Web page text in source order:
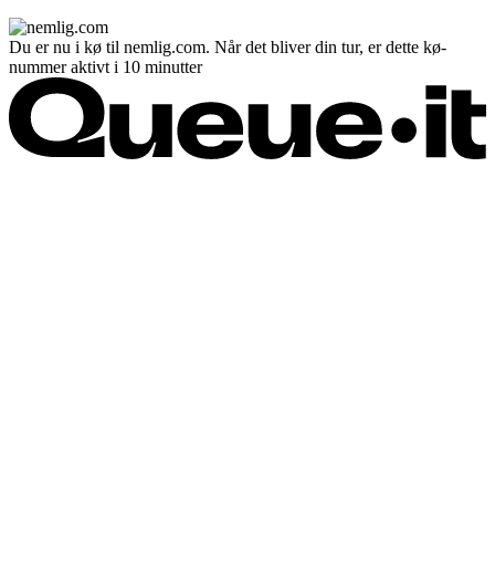
Du er nu i kø til nemlig.com. Når det bliver din tur, er dette kø-
nummer aktivt i 10 minutter